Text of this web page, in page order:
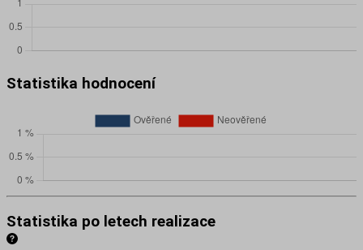
Statistika hodnocení
Statistika po letech realizace